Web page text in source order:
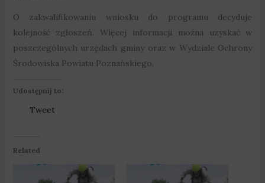
O zakwalifikowaniu wniosku do programu decyduje
kolejność zgłoszeń. Więcej informacji można uzyskać w
poszczególnych urzędach gminy oraz w Wydziale Ochrony
Środowiska Powiatu Poznańskiego.
Udostępnij to:
Tweet
Related